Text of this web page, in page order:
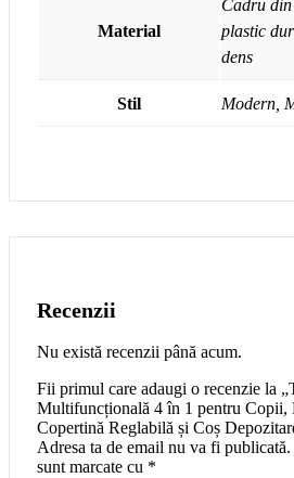
Material
Cadru
plastic
dens
Stil Modern,
Recenzii
Nu există recenzii până acum.
Fii primul care adaugi o recenzie la
Multifuncțională 4 în 1 pentru Copii,
Copertină Reglabilă și Coș
Adresa ta de email nu va fi publicată.
sunt marcate cu *